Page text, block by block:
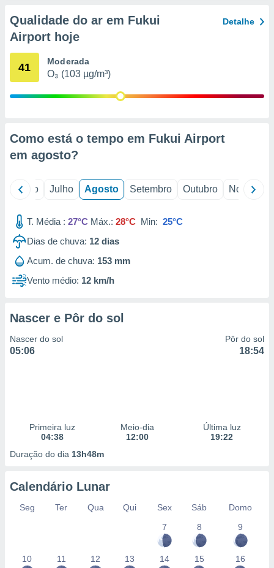
através
estudos
de
1199
Qualidade do ar em Fukui
Airport hoje
Detalhe
41 Moderada
O₃ (103 µg/m³)
Como está o tempo em Fukui Airport
em agosto?
Junho Julho Agosto Setembro Outubro Novembro
T. Média : 27°C Máx.: 28°C Min: 25°C
Dias de chuva: 12 dias
Acum. de chuva: 153 mm
Vento médio: 12 km/h
Nascer e Pôr do sol
Nascer do sol
05:06
Pôr do sol
18:54
Primeira luz
04:38
Meio-dia
12:00
Última luz
19:22
Duração do dia 13h48m
Calendário Lunar
Seg Ter Qua Qui Sex Sáb
Domo
7
8 9
10 11 12 13 14 15 16